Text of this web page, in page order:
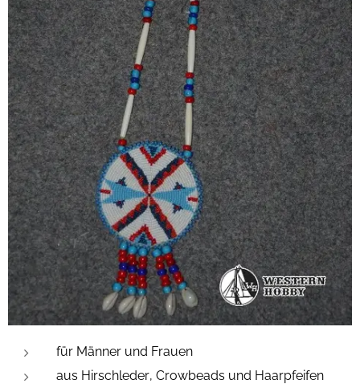
für Männer und Frauen
aus Hirschleder, Crowbeads und Haarpfeifen